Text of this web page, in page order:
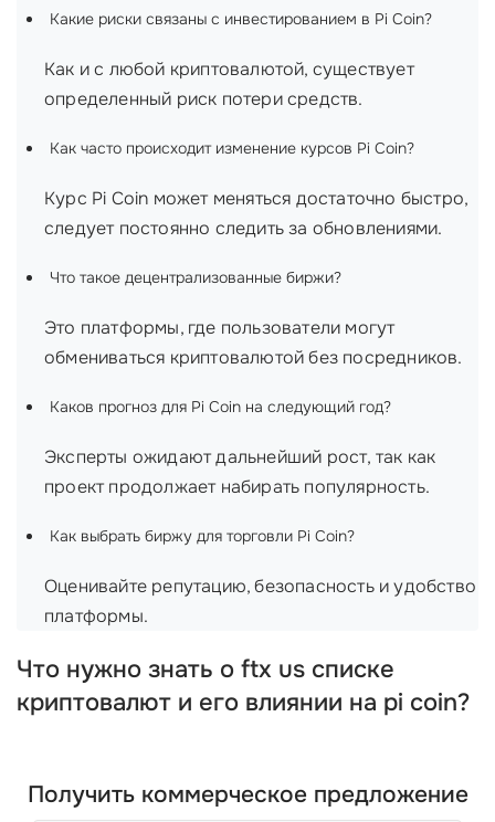
Какие риски связаны с инвестированием в Pi Coin?
Как и с любой криптовалютой, существует
определенный риск потери средств.
Как часто происходит изменение курсов Pi Coin?
Курс Pi Coin может меняться достаточно быстро,
следует постоянно следить за обновлениями.
Что такое децентрализованные биржи?
Это платформы, где пользователи могут
обмениваться криптовалютой без посредников.
Каков прогноз для Pi Coin на следующий год?
Эксперты ожидают дальнейший рост, так как
проект продолжает набирать популярность.
Как выбрать биржу для торговли Pi Coin?
Оценивайте репутацию, безопасность и удобство
платформы.
Что нужно знать о ftx us списке
криптовалют и его влиянии на pi coin?
Получить коммерческое предложение